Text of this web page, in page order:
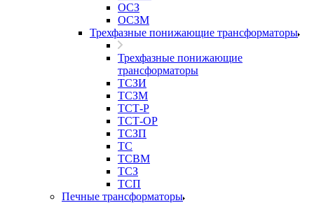
ОСЗ
ОСЗМ
Трехфазные понижающие трансформаторы
Трехфазные понижающие
трансформаторы
ТСЗИ
ТСЗМ
ТСТ-Р
ТСТ-ОР
ТСЗП
ТС
ТСВМ
ТСЗ
ТСП
Печные трансформаторы